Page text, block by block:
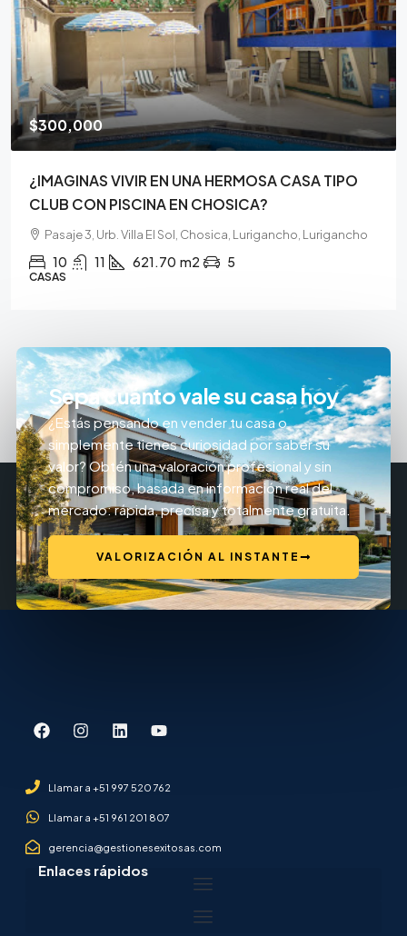
$300,000
¿IMAGINAS VIVIR EN UNA HERMOSA CASA TIPO
CLUB CON PISCINA EN CHOSICA?
Pasaje 3, Urb. Villa El Sol, Chosica, Lurigancho, Lurigancho
10 11 621.70 m2 5
CASAS
Sepa cuánto vale su casa hoy
¿Estás pensando en vender tu casa o
simplemente tienes curiosidad por saber su
valor? Obtén una valoración profesional y sin
compromiso, basada en información real del
mercado: rápida, precisa y totalmente gratuita.
VALORIZACIÓN AL INSTANTE
Llamar a +51 997 520 762
Llamar a +51 961 201 807
gerencia@gestionesexitosas.com
Enlaces rápidos